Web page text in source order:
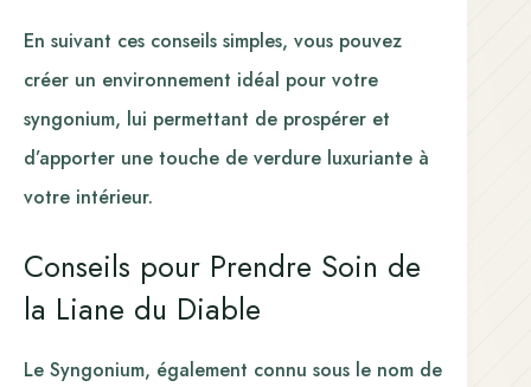
En suivant ces conseils simples, vous pouvez
créer un environnement idéal pour votre
syngonium, lui permettant de prospérer et
d’apporter une touche de verdure luxuriante à
votre intérieur.
Conseils pour Prendre Soin de
la Liane du Diable
Le Syngonium, également connu sous le nom de